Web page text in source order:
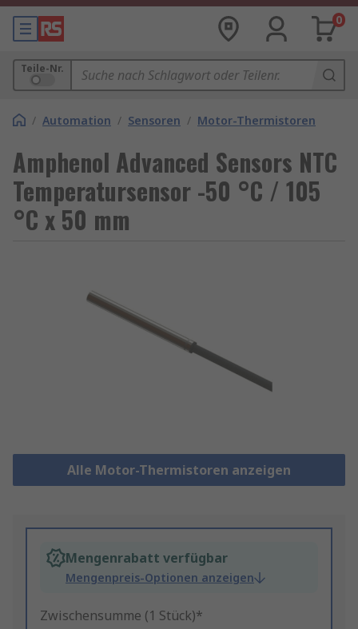
0
Teile-Nr.
/ Automation / Sensoren / Motor-Thermistoren
Amphenol Advanced Sensors NTC
Temperatursensor -50 °C / 105
°C x 50 mm
Alle Motor-Thermistoren anzeigen
Mengenrabatt verfügbar
Mengenpreis-Optionen anzeigen
Zwischensumme (1 Stück)*